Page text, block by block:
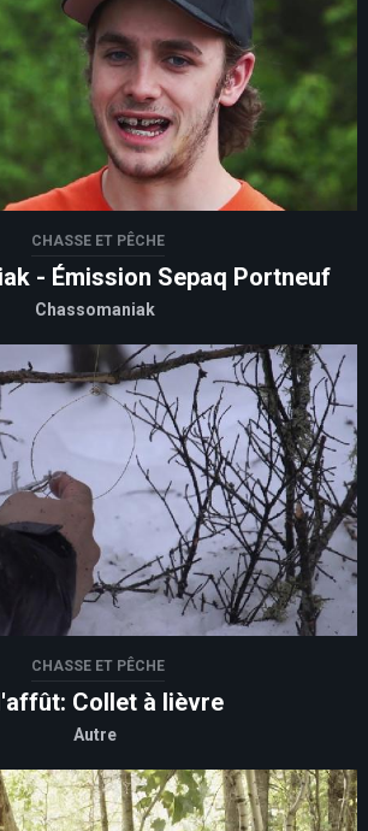
CHASSE ET PÊCHE
- Émission Sepaq Portneuf
Chassomaniak
CHASSE ET PÊCHE
Collet à lièvre
Autre